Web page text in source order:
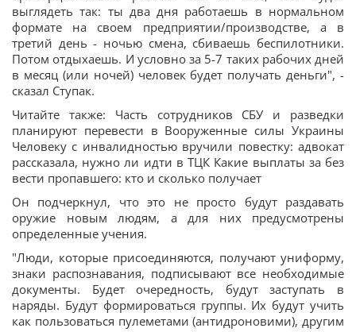
выглядеть так: ты два дня работаешь в нормальном
формате на своем предприятии/производстве, а в
третий день - ночью смена, сбиваешь беспилотники.
Потом отдыхаешь. И условно за 5-7 таких рабочих дней
в месяц (или ночей) человек будет получать деньги", -
сказал Ступак.
Читайте также: Часть сотрудников СБУ и разведки
планируют перевести в Вооруженные силы Украины
Человеку с инвалидностью вручили повестку: адвокат
рассказала, нужно ли идти в ТЦК Какие выплаты за без
вести пропавшего: кто и сколько получает
Он подчеркнул, что это не просто будут раздавать
оружие новым людям, а для них предусмотрены
определенные учения.
"Люди, которые присоединяются, получают униформу,
знаки распознавания, подписывают все необходимые
документы. Будет очередность, будут заступать в
наряды. Будут формироваться группы. Их будут учить
как пользоваться пулеметами (антидроновими), другим